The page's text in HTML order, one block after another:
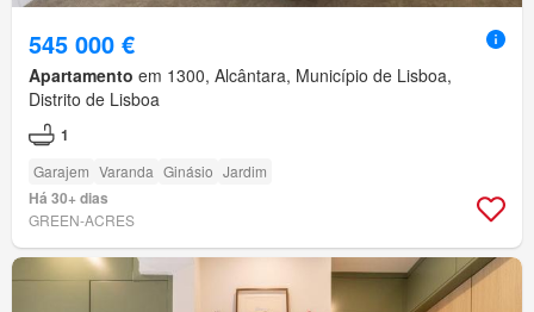
545 000 €
Apartamento em 1300, Alcântara, Município de Lisboa,
Distrito de Lisboa
1
Garajem Varanda Ginásio Jardim
Há 30+ dias
GREEN-ACRES